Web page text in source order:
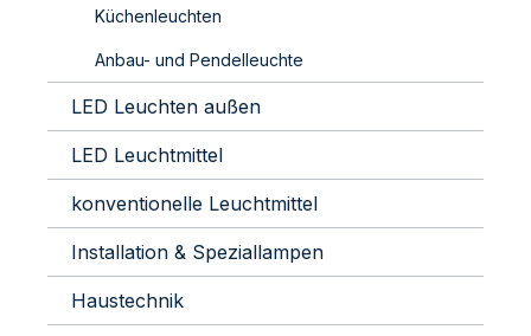
Küchenleuchten
Anbau- und Pendelleuchte
LED Leuchten außen
LED Leuchtmittel
konventionelle Leuchtmittel
Installation & Speziallampen
Haustechnik